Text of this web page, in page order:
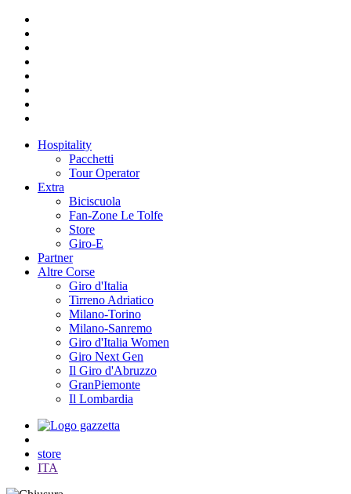
Hospitality
Pacchetti
Tour Operator
Extra
Biciscuola
Fan-Zone Le Tolfe
Store
Giro-E
Partner
Altre Corse
Giro d'Italia
Tirreno Adriatico
Milano-Torino
Milano-Sanremo
Giro d'Italia Women
Giro Next Gen
Il Giro d'Abruzzo
GranPiemonte
Il Lombardia
store
ITA